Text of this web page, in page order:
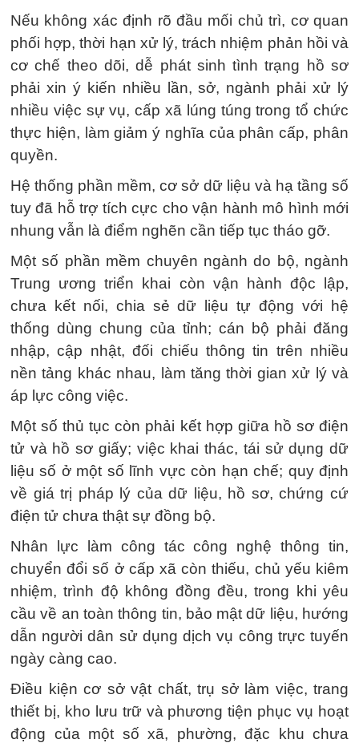
Nếu không xác định rõ đầu mối chủ trì, cơ quan
phối hợp, thời hạn xử lý, trách nhiệm phản hồi và
cơ chế theo dõi, dễ phát sinh tình trạng hồ sơ
phải xin ý kiến nhiều lần, sở, ngành phải xử lý
nhiều việc sự vụ, cấp xã lúng túng trong tổ chức
thực hiện, làm giảm ý nghĩa của phân cấp, phân
quyền.
Hệ thống phần mềm, cơ sở dữ liệu và hạ tầng số
tuy đã hỗ trợ tích cực cho vận hành mô hình mới
nhung vẫn là điểm nghẽn cần tiếp tục tháo gỡ.
Một số phần mềm chuyên ngành do bộ, ngành
Trung ương triển khai còn vận hành độc lập,
chưa kết nối, chia sẻ dữ liệu tự động với hệ
thống dùng chung của tỉnh; cán bộ phải đăng
nhập, cập nhật, đối chiếu thông tin trên nhiều
nền tảng khác nhau, làm tăng thời gian xử lý và
áp lực công việc.
Một số thủ tục còn phải kết hợp giữa hồ sơ điện
tử và hồ sơ giấy; việc khai thác, tái sử dụng dữ
liệu số ở một số lĩnh vực còn hạn chế; quy định
về giá trị pháp lý của dữ liệu, hồ sơ, chứng cứ
điện tử chưa thật sự đồng bộ.
Nhân lực làm công tác công nghệ thông tin,
chuyển đổi số ở cấp xã còn thiếu, chủ yếu kiêm
nhiệm, trình độ không đồng đều, trong khi yêu
cầu về an toàn thông tin, bảo mật dữ liệu, hướng
dẫn người dân sử dụng dịch vụ công trực tuyến
ngày càng cao.
Điều kiện cơ sở vật chất, trụ sở làm việc, trang
thiết bị, kho lưu trữ và phương tiện phục vụ hoạt
động của một số xã, phường, đặc khu chưa